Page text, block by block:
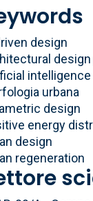
design
urbana
design
energy
design
regeneration